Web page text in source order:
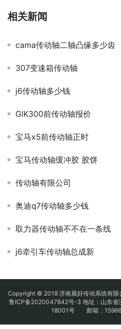
相关新闻
cama传动轴二轴凸缘多少齿
307变速箱传动轴
j6传动轴多少钱
GlK300前传动轴报价
宝马x5前传动轴正时
宝马传动轴缓冲胶 胶饼
传动轴有限公司
奥迪q7传动轴多少钱
取力器传动轴不不在一条线
j6牵引车传动轴总成新
Copyright © 2018 济南展好传动系统有限
鲁ICP备2020047842号-3 地址：山东省
18001号 邮箱：